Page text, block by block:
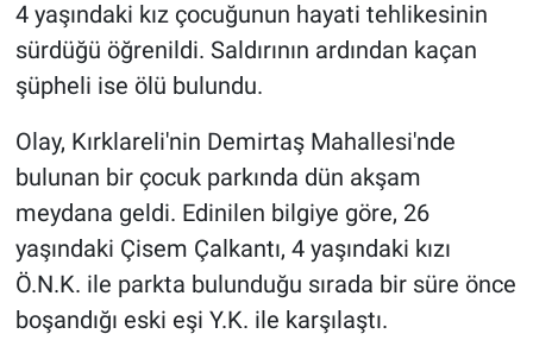
4 yaşındaki kız çocuğunun hayati tehlikesinin
sürdüğü öğrenildi. Saldırının ardından kaçan
şüpheli ise ölü bulundu.
Olay, Kırklareli'nin Demirtaş Mahallesi'nde
bulunan bir çocuk parkında dün akşam
meydana geldi. Edinilen bilgiye göre, 26
yaşındaki Çisem Çalkantı, 4 yaşındaki kızı
Ö.N.K. ile parkta bulunduğu sırada bir süre önce
boşandığı eski eşi Y.K. ile karşılaştı.